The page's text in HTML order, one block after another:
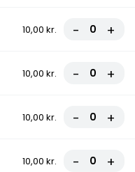
10,00 kr. - +
10,00 kr. - +
10,00 kr. - +
10,00 kr. - +